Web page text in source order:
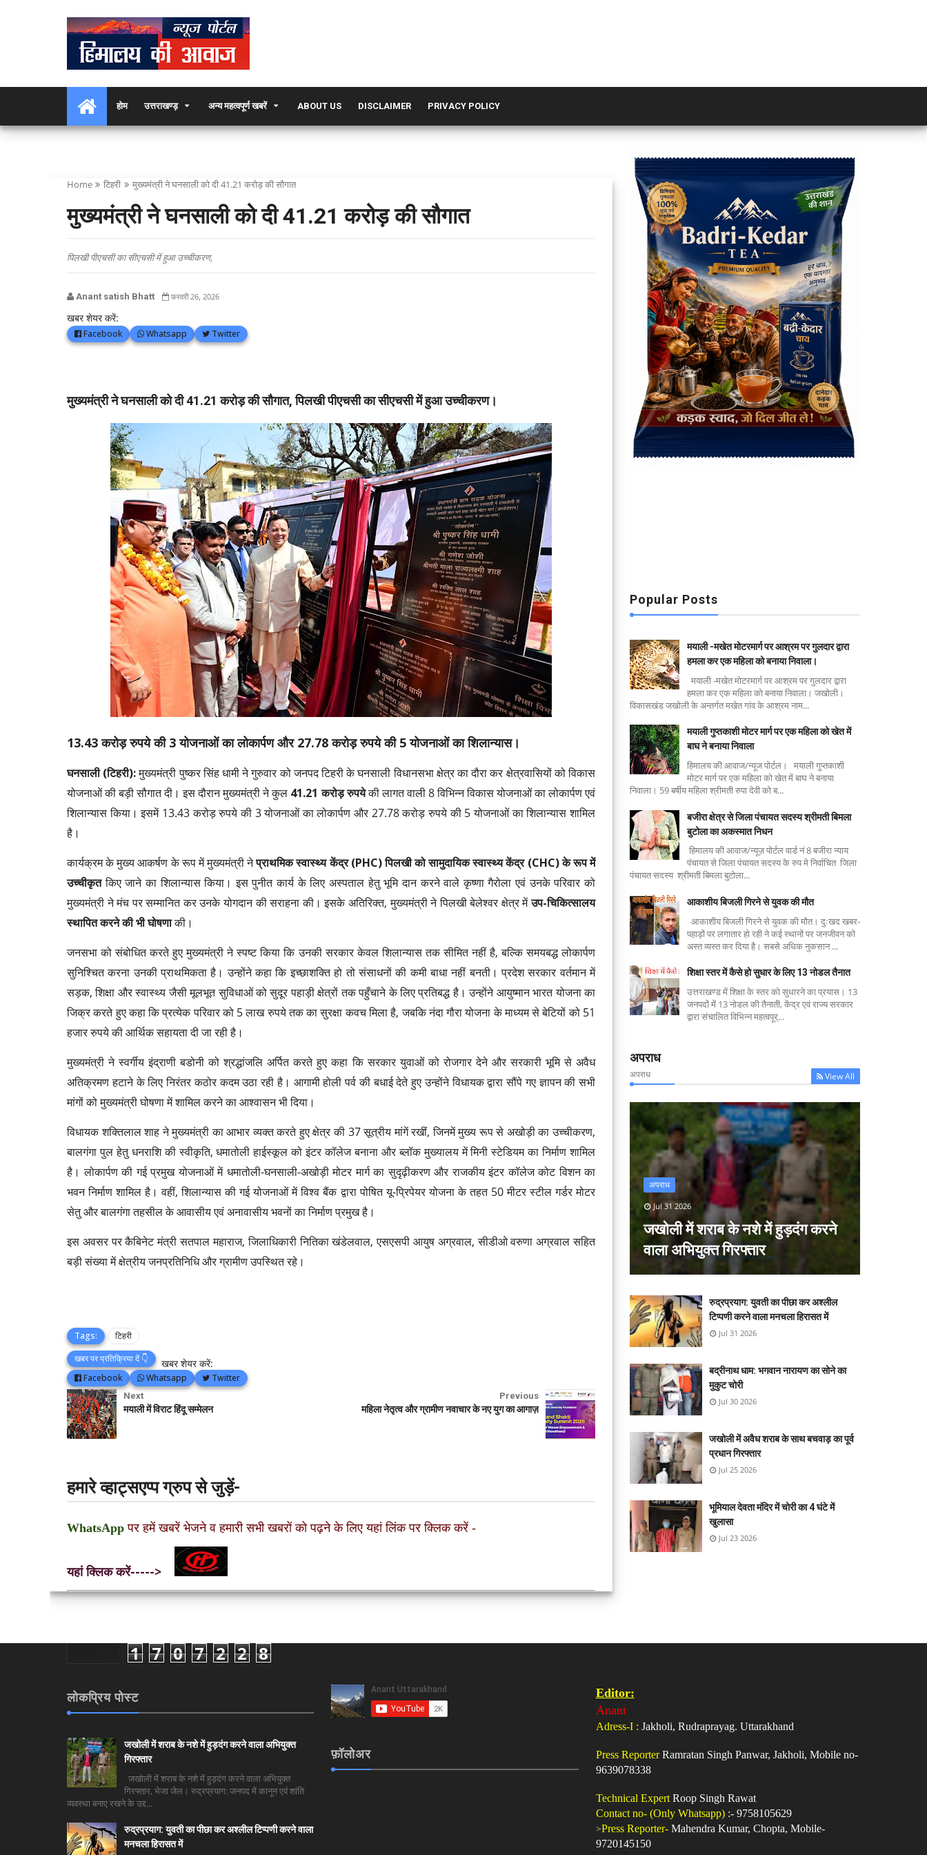
होम उत्तराखण्ड़ अन्य महत्वपूर्ण खबरें ABOUT US DISCLAIMER PRIVACY POLICY
Home टिहरी मुख्यमंत्री ने घनसाली को दी 41.21 करोड़ की सौगात
मुख्यमंत्री ने घनसाली को दी 41.21 करोड़ की सौगात
पिलखी पीएचसी का सीएचसी में हुआ उच्चीकरण,
Anant satish Bhatt फ़रवरी 26, 2026
खबर शेयर करें:
Facebook Whatsapp Twitter
मुख्यमंत्री ने घनसाली को दी 41.21 करोड़ की सौगात, पिलखी पीएचसी का सीएचसी में हुआ उच्चीकरण।
13.43 करोड़ रुपये की 3 योजनाओं का लोकार्पण और 27.78 करोड़ रुपये की 5 योजनाओं का शिलान्यास।
घनसाली (टिहरी):मुख्यमंत्री पुष्कर सिंह धामी ने गुरुवार को जनपद टिहरी के घनसाली विधानसभा क्षेत्र का दौरा कर क्षेत्रवासियों को विकास
योजनाओं की बड़ी सौगात दी। इस दौरान मुख्यमंत्री ने कुल 41.21 करोड़ रुपयेकी लागत वाली 8 विभिन्न विकास योजनाओं का लोकार्पण एवं
शिलान्यास किया। इसमें 13.43 करोड़ रुपये की 3 योजनाओं का लोकार्पण और 27.78 करोड़ रुपये की 5 योजनाओं का शिलान्यास शामिल
है।
कार्यक्रम के मुख्य आकर्षण के रूप में मुख्यमंत्री नेप्राथमिक स्वास्थ्य केंद्र (PHC) पिलखी को सामुदायिक स्वास्थ्य केंद्र (CHC) के रूप में
उच्चीकृतकिए जाने का शिलान्यास किया। इस पुनीत कार्य के लिए अस्पताल हेतु भूमि दान करने वाले कृष्णा गैरोला एवं उनके परिवार को
मुख्यमंत्री ने मंच पर सम्मानित कर उनके योगदान की सराहना की। इसके अतिरिक्त, मुख्यमंत्री ने पिलखी बेलेश्वर क्षेत्र मेंउप-चिकित्सालय
स्थापित करने की भी घोषणाकी।
जनसभा को संबोधित करते हुए मुख्यमंत्री ने स्पष्ट किया कि उनकी सरकार केवल शिलान्यास तक सीमित नहीं है, बल्कि समयबद्ध लोकार्पण
सुनिश्चित करना उनकी प्राथमिकता है। उन्होंने कहा कि इच्छाशक्ति हो तो संसाधनों की कमी बाधा नहीं बनती। प्रदेश सरकार वर्तमान में
सड़क, शिक्षा और स्वास्थ्य जैसी मूलभूत सुविधाओं को सुदूर पहाड़ी क्षेत्रों तक पहुँचाने के लिए प्रतिबद्ध है। उन्होंने आयुष्मान भारत योजना का
जिक्र करते हुए कहा कि प्रत्येक परिवार को 5 लाख रुपये तक का सुरक्षा कवच मिला है, जबकि नंदा गौरा योजना के माध्यम से बेटियों को 51
हजार रुपये की आर्थिक सहायता दी जा रही है।
मुख्यमंत्री ने स्वर्गीय इंद्राणी बडोनी को श्रद्धांजलि अर्पित करते हुए कहा कि सरकार युवाओं को रोजगार देने और सरकारी भूमि से अवैध
अतिक्रमण हटाने के लिए निरंतर कठोर कदम उठा रही है। आगामी होली पर्व की बधाई देते हुए उन्होंने विधायक द्वारा सौंपे गए ज्ञापन की सभी
मांगों को मुख्यमंत्री घोषणा में शामिल करने का आश्वासन भी दिया।
विधायक शक्तिलाल शाह ने मुख्यमंत्री का आभार व्यक्त करते हुए क्षेत्र की 37 सूत्रीय मांगें रखीं, जिनमें मुख्य रूप से अखोड़ी का उच्चीकरण,
बालगंगा पुल हेतु धनराशि की स्वीकृति, धमातोली हाईस्कूल को इंटर कॉलेज बनाना और ब्लॉक मुख्यालय में मिनी स्टेडियम का निर्माण शामिल
है। लोकार्पण की गई प्रमुख योजनाओं में धमातोली-घनसाली-अखोड़ी मोटर मार्ग का सुदृढ़ीकरण और राजकीय इंटर कॉलेज कोट विशन का
भवन निर्माण शामिल है। वहीं, शिलान्यास की गई योजनाओं में विश्व बैंक द्वारा पोषित यू-प्रिपेयर योजना के तहत 50 मीटर स्टील गर्डर मोटर
सेतु और बालगंगा तहसील के आवासीय एवं अनावासीय भवनों का निर्माण प्रमुख है।
इस अवसर पर कैबिनेट मंत्री सतपाल महाराज, जिलाधिकारी नितिका खंडेलवाल, एसएसपी आयुष अग्रवाल, सीडीओ वरुणा अग्रवाल सहित
बड़ी संख्या में क्षेत्रीय जनप्रतिनिधि और ग्रामीण उपस्थित रहे।
Tags:
टिहरी
खबर पर प्रतिक्रिया दें 👇
खबर शेयर करें:
Facebook Whatsapp Twitter
Next
मयाली में विराट हिंदू सम्मेलन
Previous
महिला नेतृत्व और ग्रामीण नवाचार के नए युग का आगाज़
हमारे व्हाट्सएप्प ग्रुप से जुड़ें-
WhatsApp पर हमें खबरें भेजने व हमारी सभी खबरों को पढ़ने के लिए यहां लिंक पर क्लिक करें -
यहां क्लिक करें----->
Popular Posts
मयाली -मखेत मोटरमार्ग पर आश्रम पर गुलदार द्वारा
हमला कर एक महिला को बनाया निवाला।
मयाली -मखेत मोटरमार्ग पर आश्रम पर गुलदार द्वारा
हमला कर एक महिला को बनाया निवाला। जखोली।
विकासखंड जखोली के अन्तर्गत मखेत गांव के आश्रम नाम...
मयाली गुप्तकाशी मोटर मार्ग पर एक महिला को खेत में
बाघ ने बनाया निवाला
हिमालय की आवाज/न्यूज पोर्टल। मयाली गुप्तकाशी
मोटर मार्ग पर एक महिला को खेत में बाघ ने बनाया
निवाला। 59 बर्षीय महिला श्रीमती रुपा देवी को ब...
बजीरा क्षेत्र से जिला पंचायत सदस्य श्रीमती बिमला
बुटोला का अकस्मात निधन
हिमालय की आवाज/न्यूज़ पोर्टल वार्ड नं 8 बजीरा न्याय
पंचायत से जिला पंचायत सदस्य के रुप मे निर्वाचित जिला
पंचायत सदस्य श्रीमती बिमला बुटोला...
आकाशीय बिजली गिरने से युवक की मौत
आकाशीय बिजली गिरने से युवक की मौत। दुःखद खबर-
पहाड़ों पर लगातार हो रही ने कई स्थानों पर जनजीवन को
अस्त व्यस्त कर दिया है। सबसे अधिक नुकसान ...
शिक्षा स्तर में कैसे हो सुधार के लिए 13 नोडल तैनात
उत्तराखण्ड में शिक्षा के स्तर को सुधारने का प्रयास। 13
जनपदों में 13 नोडल की तैनाती, केंद्र एवं राज्य सरकार
द्वारा संचालित विभिन्न महत्वपूर्...
अपराध
अपराध View All
अपराध
Jul 31 2026
जखोली में शराब के नशे में हुड़दंग करने
वाला अभियुक्त गिरफ्तार
रुद्रप्रयाग: युवती का पीछा कर अश्लील
टिप्पणी करने वाला मनचला हिरासत में
Jul 31 2026
बद्रीनाथ धाम: भगवान नारायण का सोने का
मुकुट चोरी
Jul 30 2026
जखोली में अवैध शराब के साथ बचवाड़ का पूर्व
प्रधान गिरफ्तार
Jul 25 2026
भूमियाल देवता मंदिर में चोरी का 4 घंटे में
खुलासा
Jul 23 2026
1 7 0 7 2 2 8
लोकप्रिय पोस्ट
जखोली में शराब के नशे में हुड़दंग करने वाला अभियुक्त
गिरफ्तार
जखोली में शराब के नशे में हुड़दंग करने वाला अभियुक्त
गिरफ्तार, भेजा जेल। रुद्रप्रयाग: जनपद में कानून एवं शांति
व्यवस्था बनाए रखने के उद्द...
रुद्रप्रयाग: युवती का पीछा कर अश्लील टिप्पणी करने वाला
मनचला हिरासत में
फ़ॉलोअर
Editor:
Anant
Adress-I : Jakholi, Rudraprayag. Uttarakhand
Press ReporterRamratan Singh Panwar, Jakholi, Mobile no-
9639078338
Technical ExpertRoop Singh Rawat
Contact no- (Only Whatsapp) :- 9758105629
>Press Reporter-Mahendra Kumar, Chopta, Mobile-
9720145150